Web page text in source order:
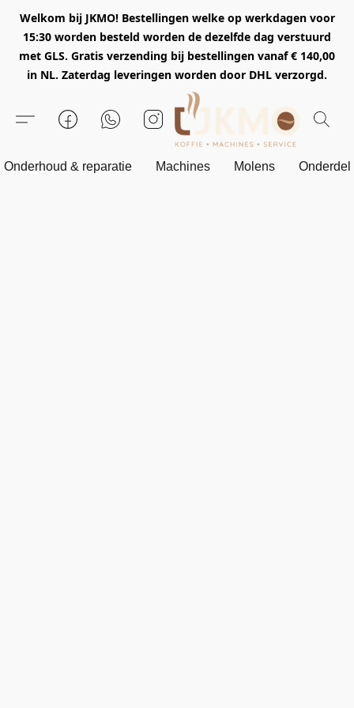
Welkom bij JKMO! Bestellingen welke op werkdagen voor
15:30 worden besteld worden de dezelfde dag verstuurd
met GLS. Gratis verzending bij bestellingen vanaf € 140,00
in NL. Zaterdag leveringen worden door DHL verzorgd.
Onderhoud & reparatie Machines Molens